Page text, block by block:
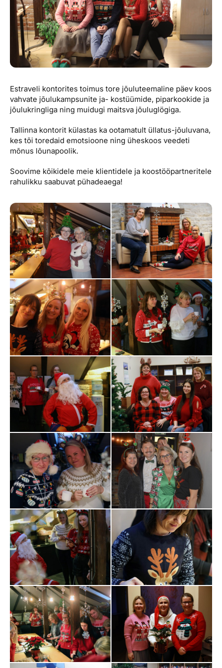
Reisitarvete e-pood
Airalo eSIM
Reisija meelespea
Kuldkaart
Platinum Club
Püsisoodustused
Boonuspunktid
Meist
Ettevõttest, kontaktid, reisikonsultandi teenus, tule
tööle, uudised...
Ettevõttest
Reisikonsultandi teenus
Tule tööle
Uudised
Estraveli kontorites toimus tore jõuluteemaline päev koos
vahvate jõulukampsunite ja- kostüümide, piparkookide ja
jõulukringliga ning muidugi maitsva jõuluglögiga.
Tallinna kontorit külastas ka ootamatult üllatus-jõuluvana,
kes tõi toredaid emotsioone ning üheskoos veedeti
mõnus lõunapoolik.
Soovime kõikidele meie klientidele ja koostööpartneritele
rahulikku saabuvat pühadeaega!